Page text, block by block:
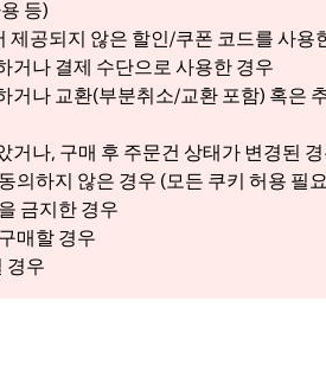
등)
제공되지 않은 할인/쿠폰 코드를 사용
거나 결제 수단으로 사용한 경우
거나 교환(부분취소/교환 포함) 혹은
거나, 구매 후 주문건 상태가 변경된
의하지 않은 경우 (모든 쿠키 허용 필
금지한 경우
매할 경우
경우